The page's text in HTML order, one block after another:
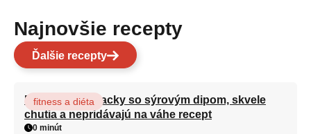
Najnovšie recepty
Ďalšie recepty
Brokolicové placky so sýrovým dipom, skvele
chutia a nepridávajú na váhe recept
fitness a diéta
0 minút